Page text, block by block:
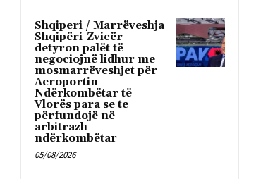
Shqiperi / Marrëveshja
Shqipëri-Zvicër
detyron palët të
negociojnë lidhur me
mosmarrëveshjet për
Aeroportin
Ndërkombëtar të
Vlorës para se te
përfundojë në
arbitrazh
ndërkombëtar
05/08/2026